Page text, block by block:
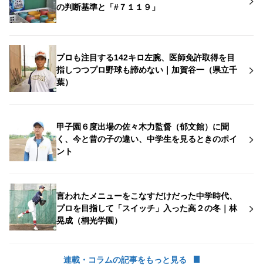
の判断基準と「#７１１９」
プロも注目する142キロ左腕、医師免許取得を目
指しつつプロ野球も諦めない｜加賀谷一（県立千
葉）
甲子園６度出場の佐々木力監督（郁文館）に聞
く、今と昔の子の違い、中学生を見るときのポイ
ント
言われたメニューをこなすだけだった中学時代、
プロを目指して「スイッチ」入った高２の冬｜林
晃成（桐光学園）
連載・コラムの記事をもっと見る